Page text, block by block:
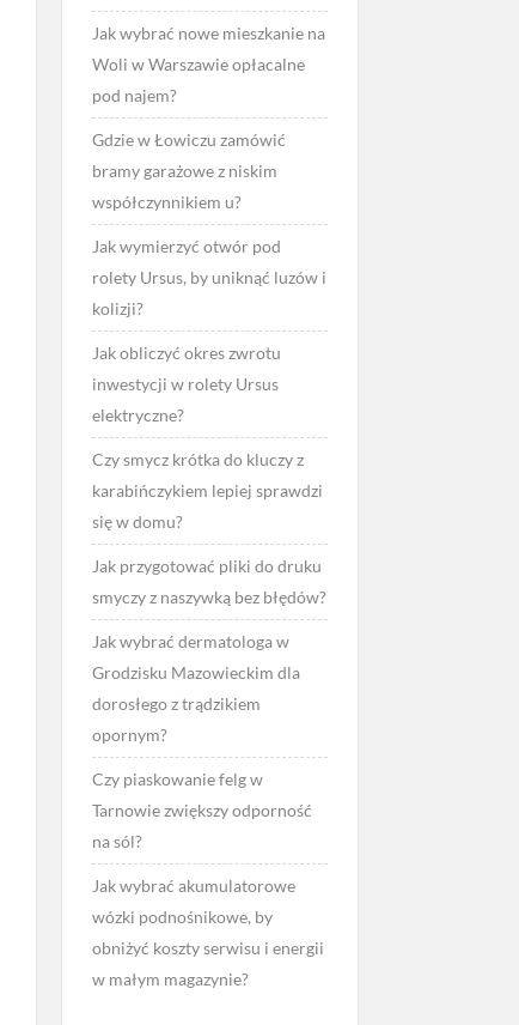
Jak wybrać nowe mieszkanie na
Woli w Warszawie opłacalne
pod najem?
Gdzie w Łowiczu zamówić
bramy garażowe z niskim
współczynnikiem u?
Jak wymierzyć otwór pod
rolety Ursus, by uniknąć luzów i
kolizji?
Jak obliczyć okres zwrotu
inwestycji w rolety Ursus
elektryczne?
Czy smycz krótka do kluczy z
karabińczykiem lepiej sprawdzi
się w domu?
Jak przygotować pliki do druku
smyczy z naszywką bez błędów?
Jak wybrać dermatologa w
Grodzisku Mazowieckim dla
dorosłego z trądzikiem
opornym?
Czy piaskowanie felg w
Tarnowie zwiększy odporność
na sól?
Jak wybrać akumulatorowe
wózki podnośnikowe, by
obniżyć koszty serwisu i energii
w małym magazynie?